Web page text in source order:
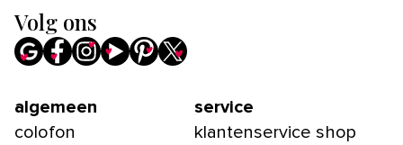
Volg ons
algemeen
colofon
service
klantenservice shop